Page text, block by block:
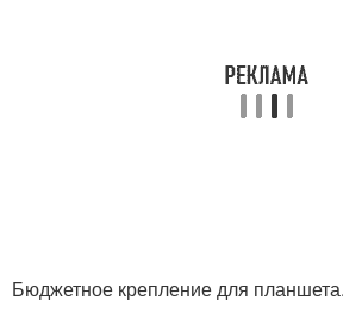
Бюджетное крепление для планшета.